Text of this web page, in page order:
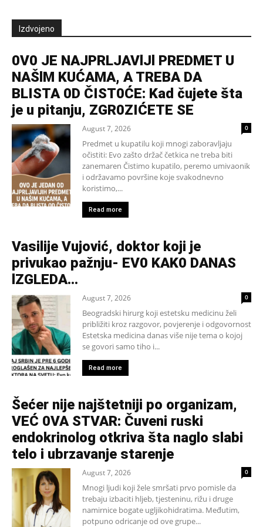
Izdvojeno
0V0 JE NAJPRLJAVlJl PREDMET U
NAŠlM KUĆAMA, A TREBA DA
BLISTA 0D ČIST0ĆE: Kad čujete šta
je u pitanju, ZGR0ZIĆETE SE
August 7, 2026 0
Predmet u kupatilu koji mnogi zaboravljaju
očistiti: Evo zašto držač četkica ne treba biti
zanemaren Čistimo kupatilo, peremo umivaonik
i održavamo površine koje svakodnevno
koristimo,...
Read more
Vasilije Vujović, doktor koji je
privukao pažnju- EV0 KAK0 DANAS
lZGLEDA…
August 7, 2026 0
Beogradski hirurg koji estetsku medicinu želi
približiti kroz razgovor, povjerenje i odgovornost
Estetska medicina danas više nije tema o kojoj
se govori samo tiho i...
Read more
Šećer nije najštetniji po organizam,
VEĆ 0VA STVAR: Čuveni ruski
endokrinolog otkriva šta naglo slabi
telo i ubrzavanje starenje
August 7, 2026 0
Mnogi ljudi koji žele smršati prvo pomisle da
trebaju izbaciti hljeb, tjesteninu, rižu i druge
namirnice bogate ugljikohidratima. Međutim,
potpuno odricanje od ove grupe...